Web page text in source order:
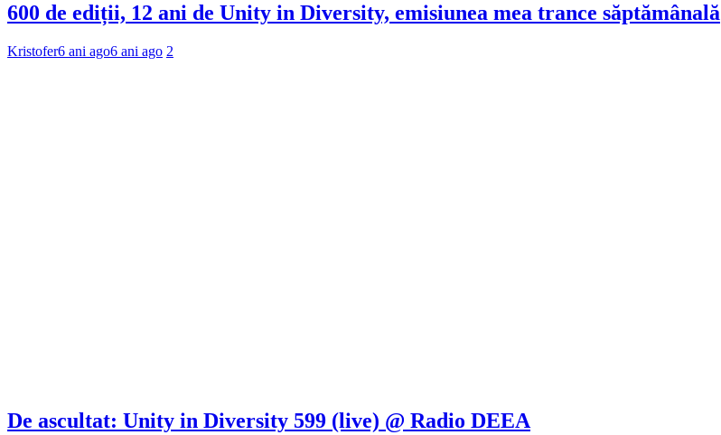
600 de ediții, 12 ani de Unity in Diversity, emisiunea mea trance săptămânală
Kristofer6 ani ago6 ani ago 2
De ascultat: Unity in Diversity 599 (live) @ Radio DEEA